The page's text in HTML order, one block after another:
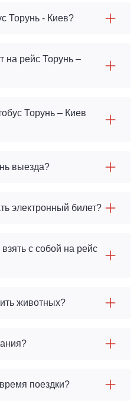
Торунь - Киев?
на рейс Торунь –
Торунь – Киев
выезда?
электронный билет?
с собой на рейс
животных?
поездки?